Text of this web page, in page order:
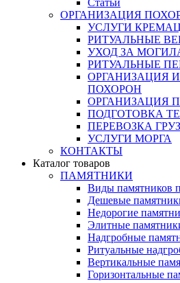
Статьи
ОРГАНИЗАЦИЯ
УСЛУГИ
РИТУАЛЬНЫЕ
УХОД ЗА
РИТУАЛЬНЫЕ
ОРГАНИЗАЦИЯ
ПОХОРОН
ОРГАНИЗАЦИЯ
ПОДГОТОВКА
ПЕРЕВОЗКА
УСЛУГИ МОРГА
КОНТАКТЫ
Каталог товаров
ПАМЯТНИКИ
Виды памятников
Дешевые
Недорогие
Элитные
Надгробные
Ритуальные
Вертикальные
Горизонтальные